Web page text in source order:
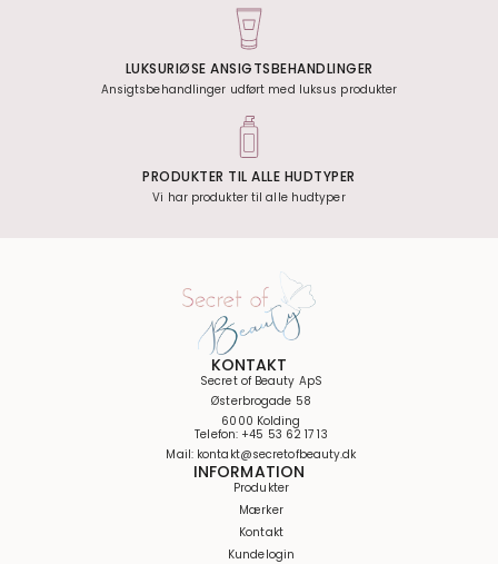
LUKSURIØSE ANSIGTSBEHANDLINGER
Ansigtsbehandlinger udført med luksus produkter
PRODUKTER TIL ALLE HUDTYPER
Vi har produkter til alle hudtyper
KONTAKT
Secret of Beauty ApS
Østerbrogade 58
6000 Kolding
Telefon: +45 53 62 17 13
Mail: kontakt@secretofbeauty.dk
INFORMATION
Produkter
Mærker
Kontakt
Kundelogin